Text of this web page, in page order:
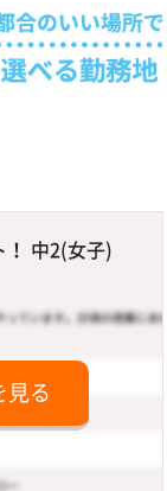
！ 中2(女子)
見る